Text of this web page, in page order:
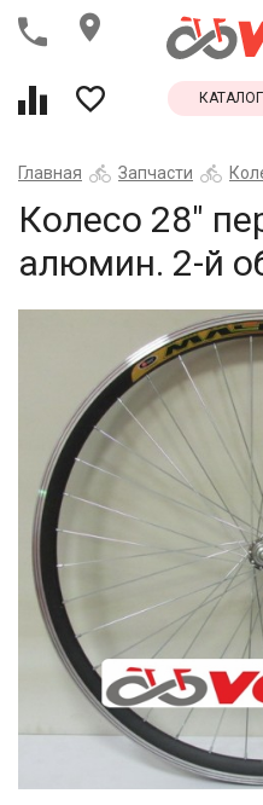
Главная Запчасти
Колесо 28"
алюмин. 2-й